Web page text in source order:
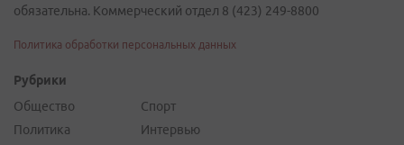
обязательна. Коммерческий отдел 8 (423) 249-8800
Политика обработки персональных данных
Рубрики
Общество
Политика
Спорт
Интервью